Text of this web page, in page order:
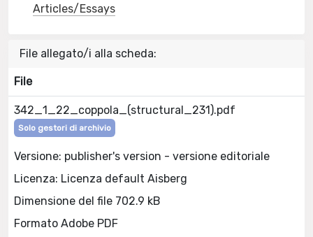
Articles/Essays
File allegato/i alla scheda:
File
342_1_22_coppola_(structural_231).pdf
Solo gestori di archivio
Versione: publisher's version - versione editoriale
Licenza: Licenza default Aisberg
Dimensione del file 702.9 kB
Formato Adobe PDF